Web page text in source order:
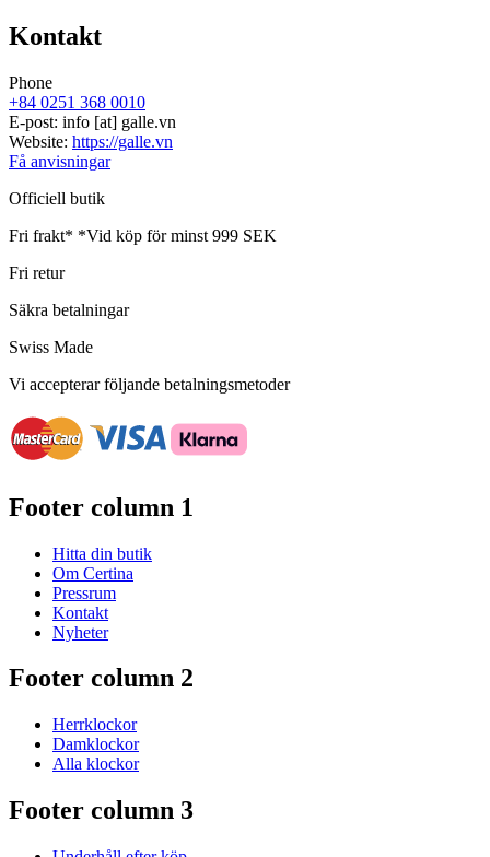
Kontakt
Phone
+84 0251 368 0010
E-post: info [at] galle.vn
Website: https://galle.vn
Få anvisningar
Officiell butik
Fri frakt* *Vid köp för minst 999 SEK
Fri retur
Säkra betalningar
Swiss Made
Vi accepterar följande betalningsmetoder
Footer column 1
Hitta din butik
Om Certina
Pressrum
Kontakt
Nyheter
Footer column 2
Herrklockor
Damklockor
Alla klockor
Footer column 3